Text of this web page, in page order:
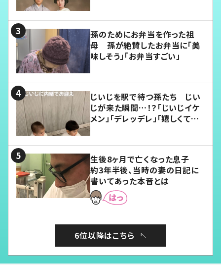
孫のためにお弁当を作った祖
母 孫が絶賛したお弁当に「美
味しそう」「お弁当すごい」
じいじを駅で待つ孫たち じい
じが来た瞬間…！？「じいじイケ
メン」「デレッデレ」「嬉しくて可
生後8ヶ月で亡くなった息子
約3年半後、当時の妻の日記に
書いてあった本音とは
6位以降はこちら